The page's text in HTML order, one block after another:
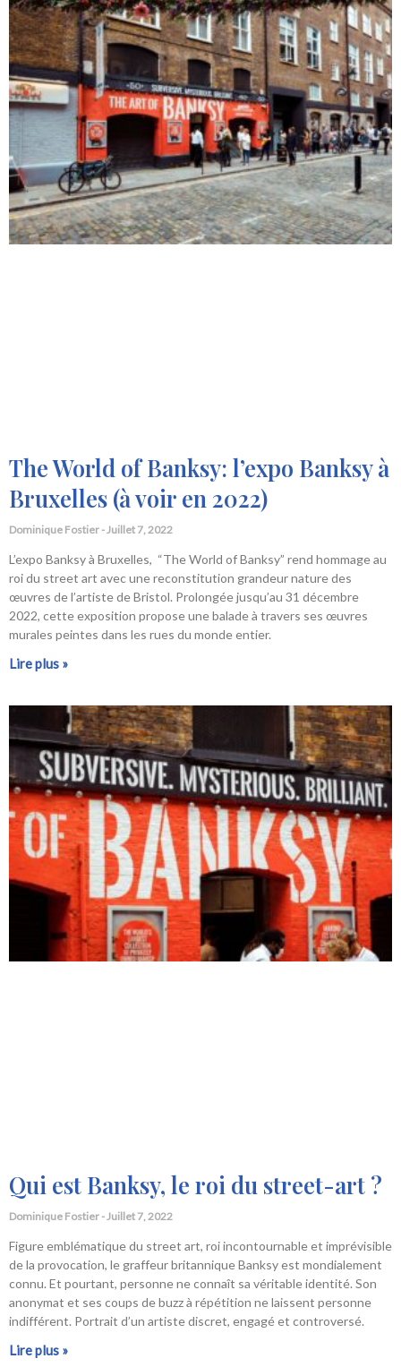
The World of Banksy: l’expo Banksy à
Bruxelles (à voir en 2022)
Dominique Fostier Juillet 7, 2022
L’expo Banksy à Bruxelles, “The World of Banksy” rend hommage au
roi du street art avec une reconstitution grandeur nature des
œuvres de l’artiste de Bristol. Prolongée jusqu’au 31 décembre
2022, cette exposition propose une balade à travers ses œuvres
murales peintes dans les rues du monde entier.
Lire plus »
Qui est Banksy, le roi du street-art ?
Dominique Fostier Juillet 7, 2022
Figure emblématique du street art, roi incontournable et imprévisible
de la provocation, le graffeur britannique Banksy est mondialement
connu. Et pourtant, personne ne connaît sa véritable identité. Son
anonymat et ses coups de buzz à répétition ne laissent personne
indifférent. Portrait d’un artiste discret, engagé et controversé.
Lire plus »